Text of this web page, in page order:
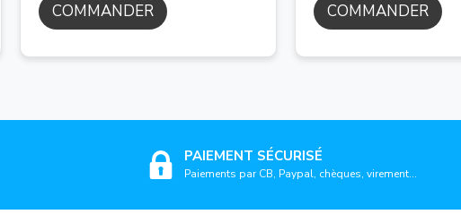
COMMANDER COMMANDER
PAIEMENT SÉCURISÉ
Paiements par CB, Paypal, chèques, virement...